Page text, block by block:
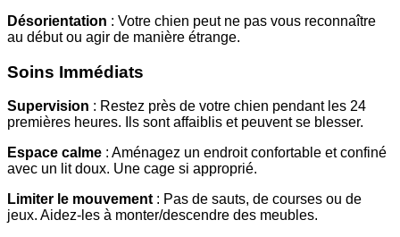
Désorientation : Votre chien peut ne pas vous reconnaître
au début ou agir de manière étrange.
Soins Immédiats
Supervision : Restez près de votre chien pendant les 24
premières heures. Ils sont affaiblis et peuvent se blesser.
Espace calme : Aménagez un endroit confortable et confiné
avec un lit doux. Une cage si approprié.
Limiter le mouvement: Pas de sauts, de courses ou de
jeux. Aidez-les à monter/descendre des meubles.